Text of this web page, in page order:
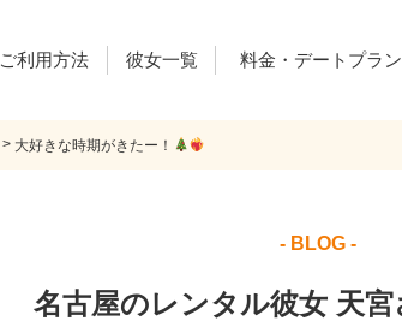
ご利用方法 彼女一覧 料金・デートプラン
> 大好きな時期がきたー！
- BLOG -
名古屋のレンタル彼女 天